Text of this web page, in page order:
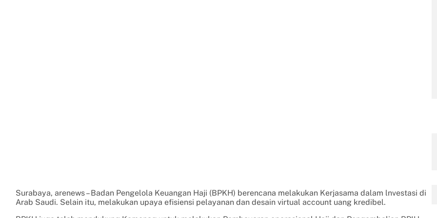
Surabaya, arenews – Badan Pengelola Keuangan Haji (BPKH) berencana melakukan Kerjasama dalam lnvestasi di
Arab Saudi. Selain itu, melakukan upaya efisiensi pelayanan dan desain virtual account uang kredibel.